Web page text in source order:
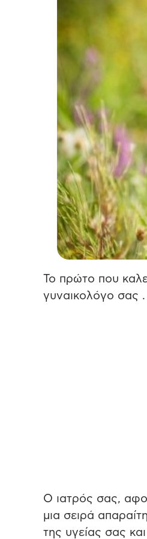
Το πρώτο που
γυναικολόγο σας .
Ο ιατρός σας,
μια σειρά
της υγείας σας